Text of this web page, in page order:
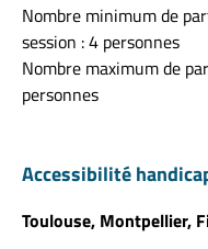
Nombre minimum de
session : 4 personnes
Nombre maximum de
personnes
Accessibilité
Toulouse, Montpellier,